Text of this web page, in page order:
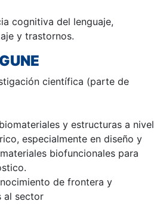
cognitiva del lenguaje,
y trastornos.
científica (parte de
y estructuras a nivel
especialmente en diseño y
biofuncionales para
de frontera y
al sector